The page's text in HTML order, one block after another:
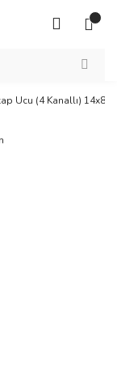
Ucu (4 Kanallı)